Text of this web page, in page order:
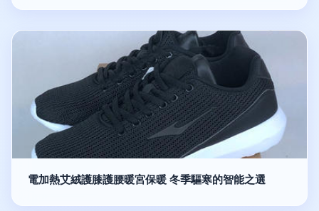
電加熱艾絨護膝護腰暖宮保暖 冬季驅寒的智能之選